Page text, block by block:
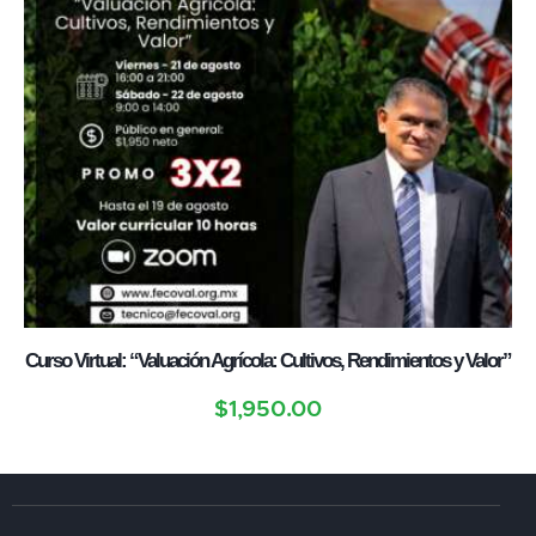
Curso Virtual: “Valuación Agrícola: Cultivos, Rendimientos y Valor”
$1,950.00